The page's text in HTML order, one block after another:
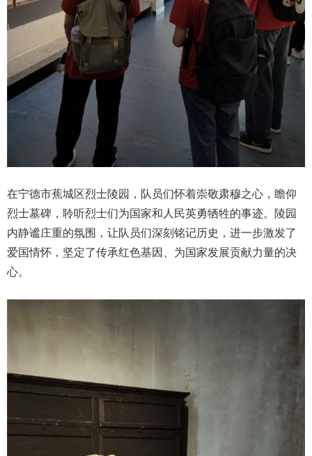
在宁德市蕉城区烈士陵园，队员们怀着崇敬肃穆之心，瞻仰
烈士墓碑，聆听烈士们为国家和人民英勇牺牲的事迹。陵园
内静谧庄重的氛围，让队员们深刻铭记历史，进一步激发了
爱国情怀，坚定了传承红色基因、为国家发展贡献力量的决
心。